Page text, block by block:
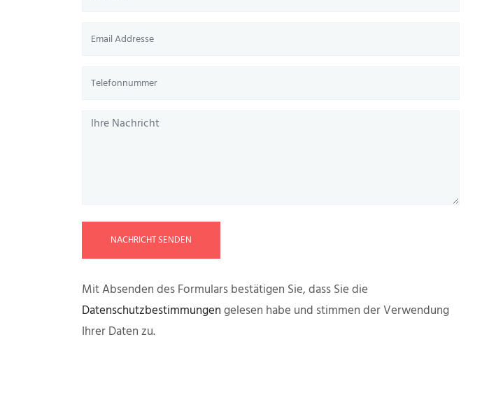
NACHRICHT SENDEN
Mit Absenden des Formulars bestätigen Sie, dass Sie die
Datenschutzbestimmungengelesen habe und stimmen der Verwendung
Ihrer Daten zu.